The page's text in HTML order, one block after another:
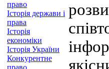
право
Історія держави і
права
Історія
економіки
Історія України
Конкурентне
право